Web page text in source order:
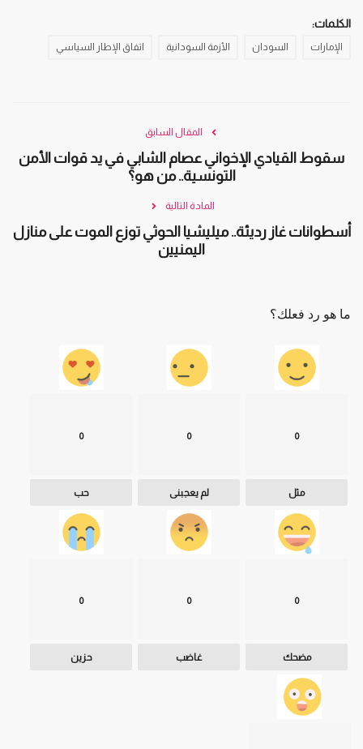
الكلمات:
الإمارات السودان الأزمة السودانية اتفاق الإطار السياسي
المقال السابق
سقوط القيادي الإخواني عصام الشابي في يد قوات الأمن
التونسية.. من هو؟
المادة التالية
أسطوانات غاز رديئة.. ميليشيا الحوثي توزع الموت على منازل
اليمنيين
ما هو رد فعلك؟
0
مثل
0
لم يعجبنى
0
حب
0
مضحك
0
غاضب
0
حزين